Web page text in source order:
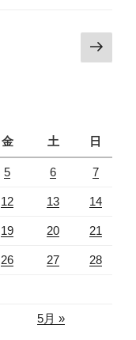
次
の
金 土 日
5 6 7
12 13 14
19 20 21
26 27 28
5月 »